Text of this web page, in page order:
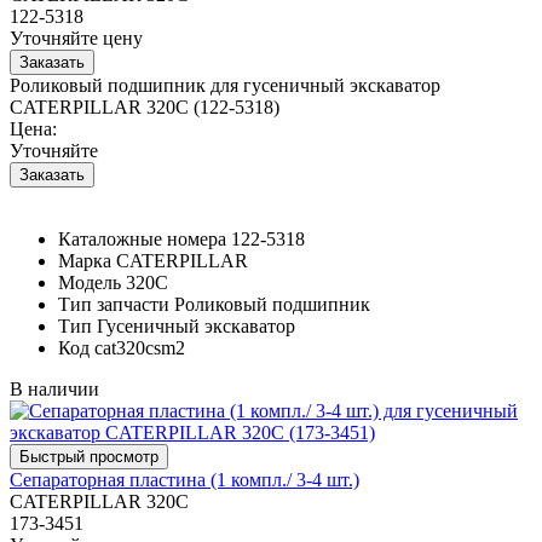
122-5318
Уточняйте цену
Роликовый подшипник для гусеничный экскаватор
CATERPILLAR 320C (122-5318)
Цена:
Уточняйте
Каталожные номера 122-5318
Марка CATERPILLAR
Модель 320C
Тип запчасти Роликовый подшипник
Тип Гусеничный экскаватор
Код cat320csm2
В наличии
Сепараторная пластина (1 компл./ 3-4 шт.)
CATERPILLAR 320C
173-3451